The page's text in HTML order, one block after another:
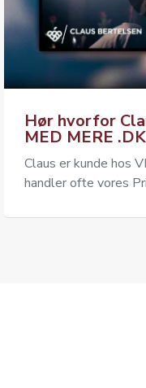
Hør hvorfor
MED MERE .DK
Claus er kunde hos
handler ofte vores